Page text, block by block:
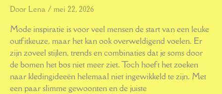
Door Lena / mei 22, 2026
Mode inspiratie is voor veel mensen de start van een leuke
outfitkeuze, maar het kan ook overweldigend voelen. Er
zijn zoveel stijlen, trends en combinaties dat je soms door
de bomen het bos niet meer ziet. Toch hoeft het zoeken
naar kledingideeën helemaal niet ingewikkeld te zijn. Met
een paar slimme gewoonten en de juiste